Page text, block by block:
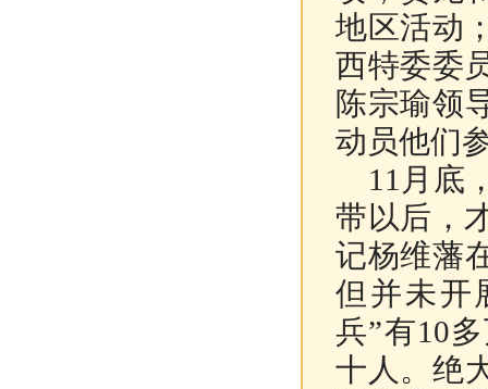
地区活动
西特委委
陈宗瑜领
动员他们
11月底
带以后，
记杨维藩
但并未开
兵”有10
十人。绝